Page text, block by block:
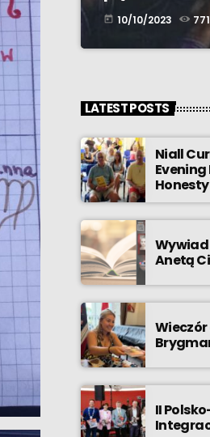
today 10/10/2023 771
LATEST POSTS
Niall
Evening
Wywiad
Anetą
II